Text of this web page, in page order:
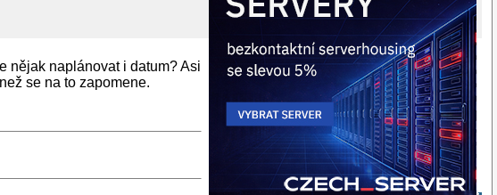
nějak naplánovat i datum? Asi
se na to zapomene.